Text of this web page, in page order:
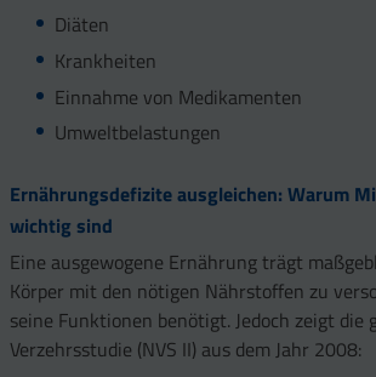
Diäten
Krankheiten
Einnahme von Medikamenten
Umweltbelastungen
Ernährungsdefizite ausgleichen: Warum
wichtig sind
Eine ausgewogene Ernährung trägt
Körper mit den nötigen Nährstoffen zu
seine Funktionen benötigt. Jedoch zeigt die
Verzehrsstudie (NVS II) aus dem Jahr 2008: